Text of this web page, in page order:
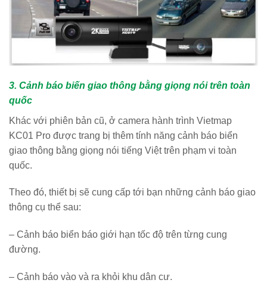
3. Cảnh báo biến giao thông bằng giọng nói trên toàn
quốc
Khác với phiên bản cũ, ở camera hành trình Vietmap
KC01 Pro được trang bị thêm tính năng cảnh báo biển
giao thông bằng giọng nói tiếng Việt trên phạm vi toàn
quốc.
Theo đó, thiết bị sẽ cung cấp tới bạn những cảnh báo giao
thông cụ thể sau:
– Cảnh báo biển báo giới hạn tốc độ trên từng cung
đường.
– Cảnh báo vào và ra khỏi khu dân cư.